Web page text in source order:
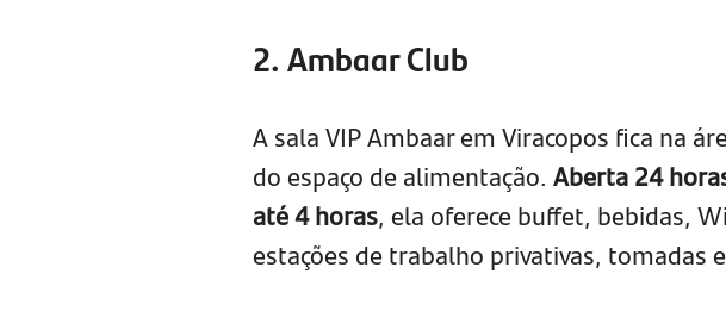
2. Ambaar Club
A sala VIP Ambaar em Viracopos fica na
do espaço de alimentação. Aberta 24
até 4 horas, ela oferece buffet, bebidas,
estações de trabalho privativas, tomadas